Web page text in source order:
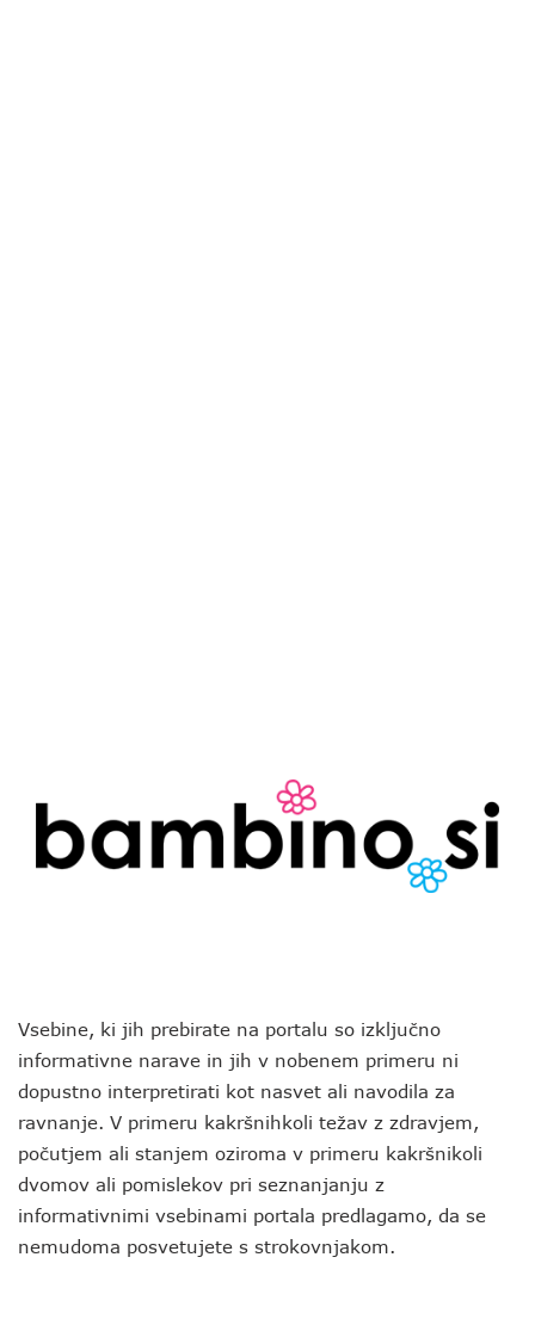
Vsebine, ki jih prebirate na portalu so izključno
informativne narave in jih v nobenem primeru ni
dopustno interpretirati kot nasvet ali navodila za
ravnanje. V primeru kakršnihkoli težav z zdravjem,
počutjem ali stanjem oziroma v primeru kakršnikoli
dvomov ali pomislekov pri seznanjanju z
informativnimi vsebinami portala predlagamo, da se
nemudoma posvetujete s strokovnjakom.